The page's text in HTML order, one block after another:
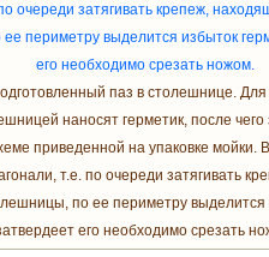
паз в столешнице.
наносят герметик, после чего
приведенной на упаковке мойки.
т.е. по очереди затягивать
по ее периметру выделится
его необходимо срезать